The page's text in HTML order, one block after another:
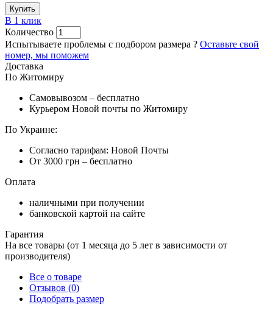
Купить
В 1 клик
Количество
Испытываете проблемы с подбором размера ? Оставьте свой
номер, мы поможем
Доставка
По Житомиру
Самовывозом – бесплатно
Курьером Новой почты по Житомиру
По Украине:
Согласно тарифам: Новой Почты
От 3000 грн – бесплатно
Оплата
наличными при получении
банковской картой на сайте
Гарантия
На все товары (от 1 месяца до 5 лет в зависимости от
производителя)
Все о товаре
Отзывов (0)
Подобрать размер